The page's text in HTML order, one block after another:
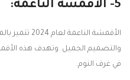
5- الأقمشة الناعمة:
الأقمشة
والتصميم الجميل. وتهدف هذه
في غرف النوم.